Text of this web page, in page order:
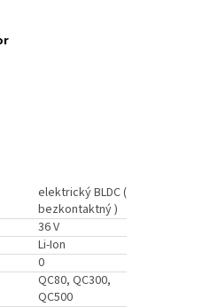
elektrický BLDC (
bezkontaktný )
36 V
Li-Ion
0
QC80, QC300,
QC500